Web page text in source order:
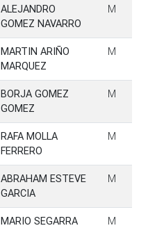
ALEJANDRO
GOMEZ NAVARRO
M
MARTIN ARIÑO
MARQUEZ
M
BORJA GOMEZ
GOMEZ
M
RAFA MOLLA
FERRERO
M
ABRAHAM ESTEVE
GARCIA
M
MARIO SEGARRA
M